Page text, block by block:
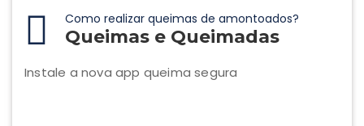
Como realizar queimas de amontoados?
Queimas e Queimadas
Instale a nova app queima segura